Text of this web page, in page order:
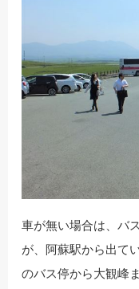
車が無い場合は、バ
が、阿蘇駅から出て
のバス停から大観峰